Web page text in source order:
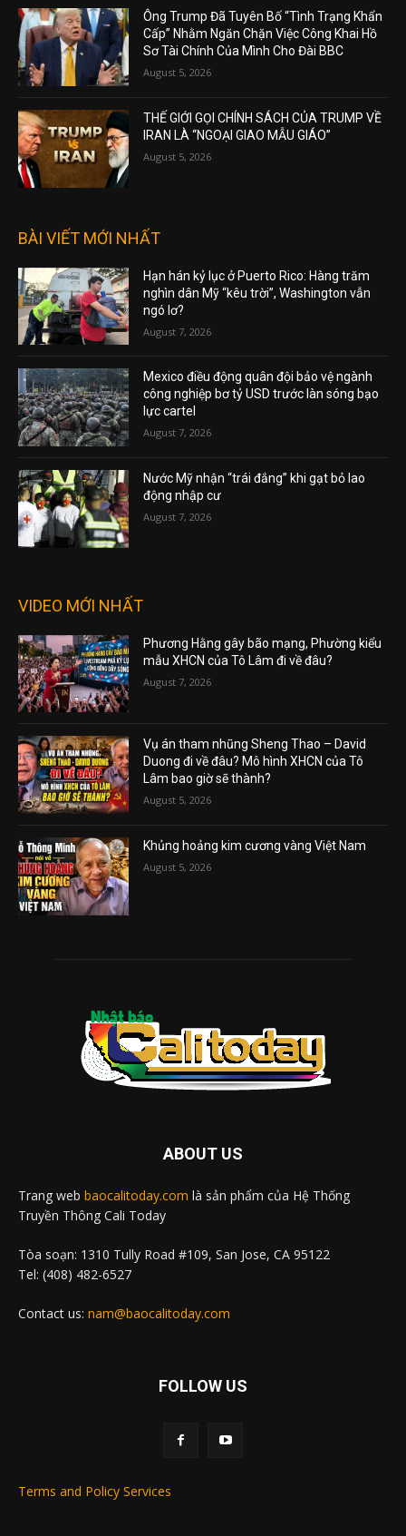
Ông Trump Đã Tuyên Bố “Tình Trạng Khẩn
Cấp” Nhằm Ngăn Chặn Việc Công Khai Hồ
Sơ Tài Chính Của Mình Cho Đài BBC
August 5, 2026
THẾ GIỚI GỌI CHÍNH SÁCH CỦA TRUMP VỀ
IRAN LÀ “NGOẠI GIAO MẪU GIÁO”
August 5, 2026
BÀI VIẾT MỚI NHẤT
Hạn hán kỷ lục ở Puerto Rico: Hàng trăm
nghìn dân Mỹ “kêu trời”, Washington vẫn
ngó lơ?
August 7, 2026
Mexico điều động quân đội bảo vệ ngành
công nghiệp bơ tỷ USD trước làn sóng bạo
lực cartel
August 7, 2026
Nước Mỹ nhận “trái đắng” khi gạt bỏ lao
động nhập cư
August 7, 2026
VIDEO MỚI NHẤT
Phương Hằng gây bão mạng, Phường kiểu
mẫu XHCN của Tô Lâm đi về đâu?
August 7, 2026
Vụ án tham nhũng Sheng Thao – David
Duong đi về đâu? Mô hình XHCN của Tô
Lâm bao giờ sẽ thành?
August 5, 2026
Khủng hoảng kim cương vàng Việt Nam
August 5, 2026
ABOUT US
Trang web baocalitoday.com là sản phẩm của Hệ Thống
Truyền Thông Cali Today
Tòa soạn: 1310 Tully Road #109, San Jose, CA 95122
Tel: (408) 482-6527
Contact us: nam@baocalitoday.com
FOLLOW US
Terms and Policy Services